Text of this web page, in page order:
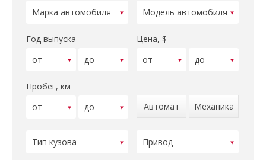
Год выпуска Цена, $
Пробег, км
Автомат
Механика